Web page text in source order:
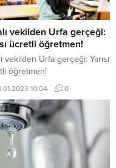
vekilden Urfa gerçeği:
ücretli öğretmen!
vekilden Urfa gerçeği: Yarısı
öğretmen!
10:04 0